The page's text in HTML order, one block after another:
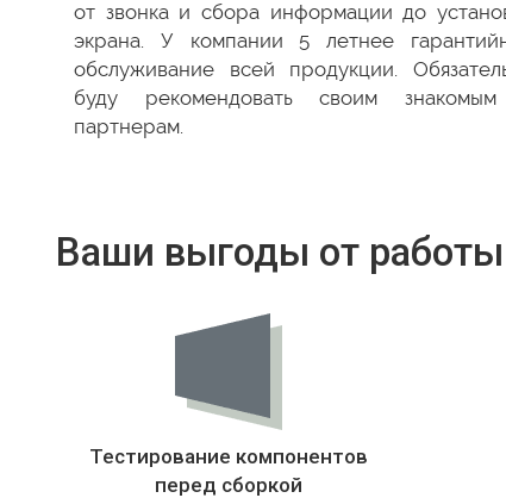
от звонка и сбора информации до
экрана. У компании 5 летнее
обслуживание всей продукции.
буду рекомендовать своим
партнерам.
Ваши выгоды от
Тестирование компонентов
перед сборкой